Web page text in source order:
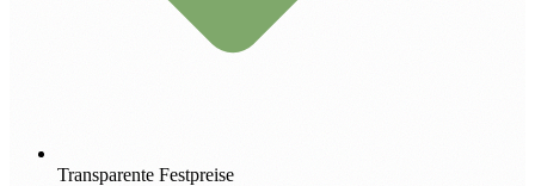
Transparente Festpreise